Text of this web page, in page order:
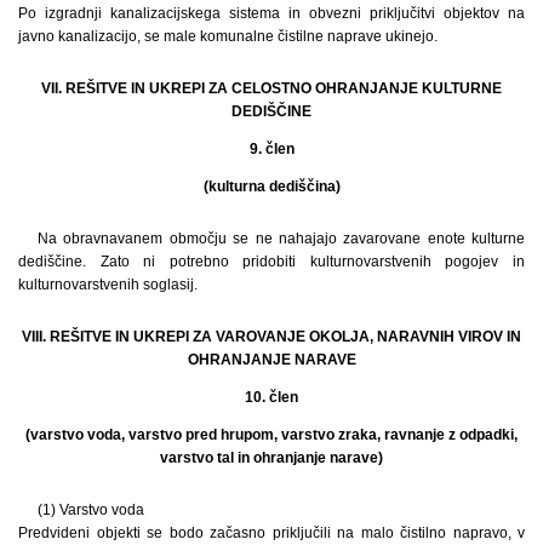
Po izgradnji kanalizacijskega sistema in obvezni priključitvi objektov na
javno kanalizacijo, se male komunalne čistilne naprave ukinejo.
VII. REŠITVE IN UKREPI ZA CELOSTNO OHRANJANJE KULTURNE
DEDIŠČINE
9. člen
(kulturna dediščina)
Na obravnavanem območju se ne nahajajo zavarovane enote kulturne
dediščine. Zato ni potrebno pridobiti kulturnovarstvenih pogojev in
kulturnovarstvenih soglasij.
VIII. REŠITVE IN UKREPI ZA VAROVANJE OKOLJA, NARAVNIH VIROV IN
OHRANJANJE NARAVE
10. člen
(varstvo voda, varstvo pred hrupom, varstvo zraka, ravnanje z odpadki,
varstvo tal in ohranjanje narave)
(1) Varstvo voda
Predvideni objekti se bodo začasno priključili na malo čistilno napravo, v